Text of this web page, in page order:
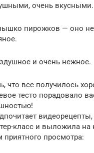
очень вкусными.
пирожков — оно не
и очень нежное.
что все получилось
тесто порадовало
класс и выложила на
приятного просмотра: